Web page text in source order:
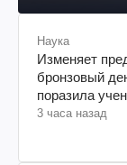
Наука
Изменяет
бронзовый
поразила
3 часа назад